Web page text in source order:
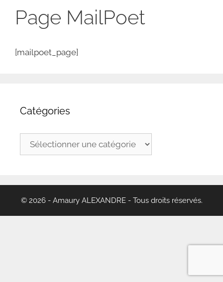
Page MailPoet
[mailpoet_page]
Catégories
Catégories
© 2026 - Amaury ALEXANDRE - Tous droits réservés.